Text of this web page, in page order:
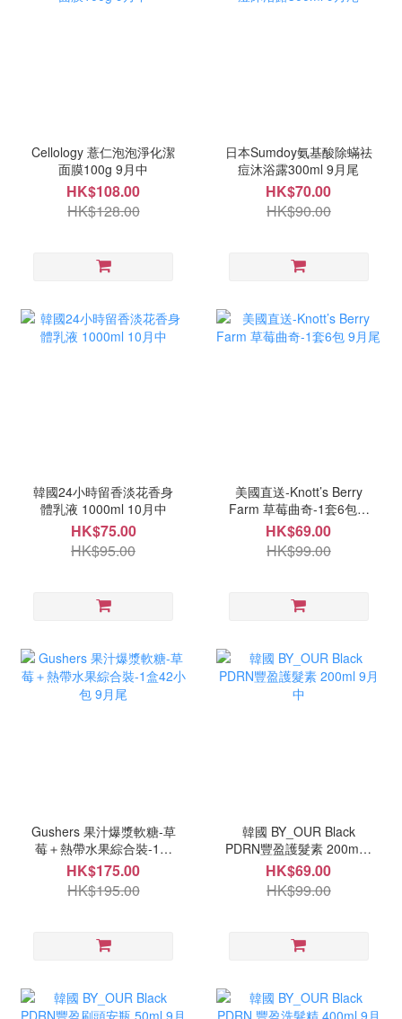
Cellology 薏仁泡泡淨化潔
面膜100g 9月中
HK$108.00
HK$128.00
日本Sumdoy氨基酸除蟎祛
痘沐浴露300ml 9月尾
HK$70.00
HK$90.00
韓國24小時留香淡花香身
體乳液 1000ml 10月中
HK$75.00
HK$95.00
美國直送-Knott’s Berry
Farm 草莓曲奇-1套6包 9
月尾
HK$69.00
HK$99.00
Gushers 果汁爆漿軟糖-草
莓＋熱帶水果綜合裝-1盒
42小包 9月尾
HK$175.00
HK$195.00
韓國 BY_OUR Black
PDRN豐盈護髮素 200ml 9
月中
HK$69.00
HK$99.00